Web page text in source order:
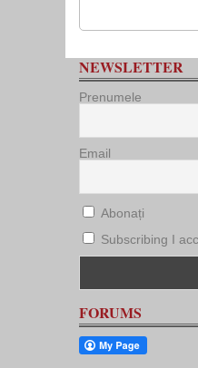
NEWSLETTER
Prenumele
Email
Abonați
Subscribing I
FORUMS